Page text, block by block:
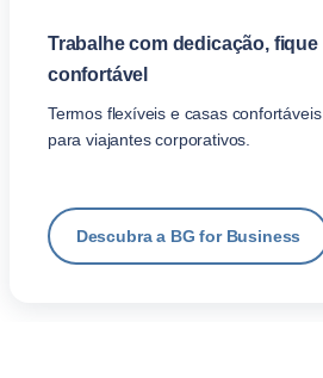
Trabalhe com dedicação, fique
confortável
Termos flexíveis e casas confortáveis
para viajantes corporativos.
Descubra a BG for Business